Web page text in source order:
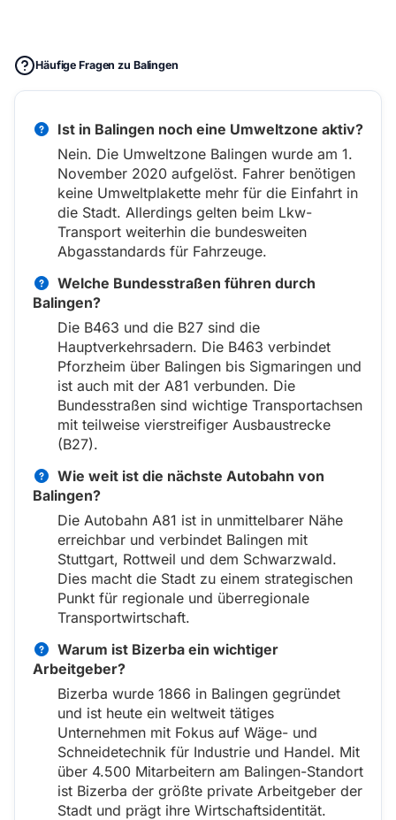
Häufige Fragen zu Balingen
Ist in Balingen noch eine Umweltzone aktiv?
Nein. Die Umweltzone Balingen wurde am 1.
November 2020 aufgelöst. Fahrer benötigen
keine Umweltplakette mehr für die Einfahrt in
die Stadt. Allerdings gelten beim Lkw-
Transport weiterhin die bundesweiten
Abgasstandards für Fahrzeuge.
Welche Bundesstraßen führen durch
Balingen?
Die B463 und die B27 sind die
Hauptverkehrsadern. Die B463 verbindet
Pforzheim über Balingen bis Sigmaringen und
ist auch mit der A81 verbunden. Die
Bundesstraßen sind wichtige Transportachsen
mit teilweise vierstreifiger Ausbaustrecke
(B27).
Wie weit ist die nächste Autobahn von
Balingen?
Die Autobahn A81 ist in unmittelbarer Nähe
erreichbar und verbindet Balingen mit
Stuttgart, Rottweil und dem Schwarzwald.
Dies macht die Stadt zu einem strategischen
Punkt für regionale und überregionale
Transportwirtschaft.
Warum ist Bizerba ein wichtiger
Arbeitgeber?
Bizerba wurde 1866 in Balingen gegründet
und ist heute ein weltweit tätiges
Unternehmen mit Fokus auf Wäge- und
Schneidetechnik für Industrie und Handel. Mit
über 4.500 Mitarbeitern am Balingen-Standort
ist Bizerba der größte private Arbeitgeber der
Stadt und prägt ihre Wirtschaftsidentität.